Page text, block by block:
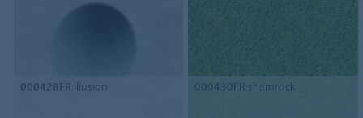
000428FR illusion 000430FR shamrock